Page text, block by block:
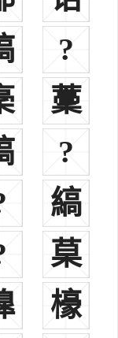
为氏。
不识之后，以名为
和为高句丽之支
羽真氏后均改为高
高氏;又北齐时高隆
北齐书》。
氏、纳兰氏(亦作那
有李、赵、石、
?
藳
?
縞
菒
檺